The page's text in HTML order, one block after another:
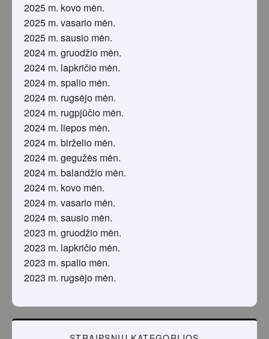
2025 m. kovo mėn.
2025 m. vasario mėn.
2025 m. sausio mėn.
2024 m. gruodžio mėn.
2024 m. lapkričio mėn.
2024 m. spalio mėn.
2024 m. rugsėjo mėn.
2024 m. rugpjūčio mėn.
2024 m. liepos mėn.
2024 m. birželio mėn.
2024 m. gegužės mėn.
2024 m. balandžio mėn.
2024 m. kovo mėn.
2024 m. vasario mėn.
2024 m. sausio mėn.
2023 m. gruodžio mėn.
2023 m. lapkričio mėn.
2023 m. spalio mėn.
2023 m. rugsėjo mėn.